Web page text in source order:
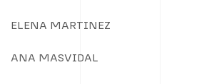
ELENA MARTINEZ
ANA MASVIDAL